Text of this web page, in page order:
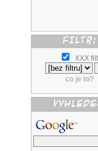
XXX
co je to?